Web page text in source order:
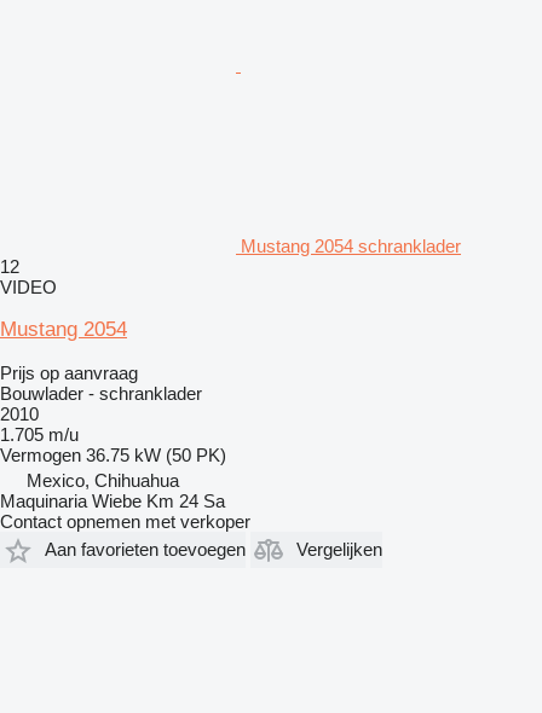
Mustang 2054 schranklader
12
VIDEO
Mustang 2054
Prijs op aanvraag
Bouwlader - schranklader
2010
1.705 m/u
Vermogen 36.75 kW (50 PK)
Mexico, Chihuahua
Maquinaria Wiebe Km 24 Sa
Contact opnemen met verkoper
Aan favorieten toevoegen
Vergelijken